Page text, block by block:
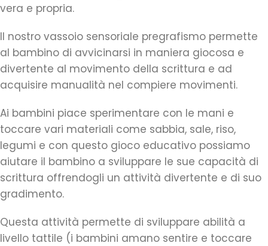
vera e propria.
Il nostro vassoio sensoriale pregrafismo permette
al bambino di avvicinarsi in maniera giocosa e
divertente al movimento della scrittura e ad
acquisire manualità nel compiere movimenti.
Ai bambini piace sperimentare con le mani e
toccare vari materiali come sabbia, sale, riso,
legumi e con questo gioco educativo possiamo
aiutare il bambino a sviluppare le sue capacità di
scrittura offrendogli un attività divertente e di suo
gradimento.
Questa attività permette di sviluppare abilità a
livello tattile (i bambini amano sentire e toccare